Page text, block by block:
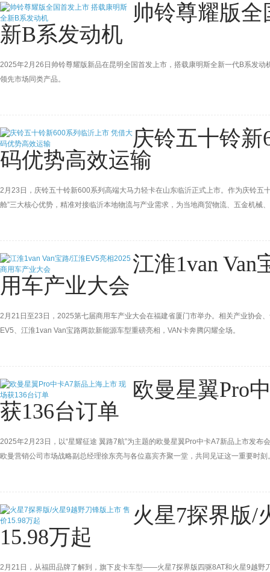
帅铃尊耀版
新B系发动机
2025年2月26日帅铃尊耀版新品在昆明全国首发上市，搭载康明斯全新一代B系发
领先市场同类产品。
庆铃五十铃新
码优势高效运输
2月23日，庆铃五十铃新600系列高端大马力轻卡在山东临沂正式上市。作为庆铃
舱”三大核心优势，精准对接临沂本地物流与产业需求，为当地商贸物流、五金机
江淮1van Van
用车产业大会
2月21日至23日，2025第七届商用车产业大会在福建省厦门市举办。相关产业协会
EV5、江淮1van Van宝路两款新能源车型重磅亮相，VAN卡奔腾闪耀全场。
欧曼星翼Pro
获136台订单
2025年2月23日，以“星耀征途 翼路7航”为主题的欧曼星翼Pro中卡A7新品上市发
欧曼营销公司市场战略副总经理徐东亮与各位嘉宾齐聚一堂，共同见证这一重要时
火星7探界版/
15.98万起
2月21日，从福田品牌了解到，旗下皮卡车型——火星7探界版四驱8AT和火星9越野